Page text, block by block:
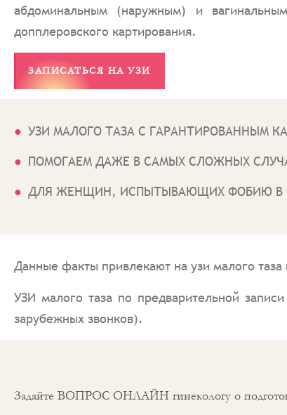
абдоминальным (наружным) и
допплеровского картирования.
ЗАПИСАТЬСЯ НА УЗИ
УЗИ МАЛОГО ТАЗА С ГАРАНТИРОВАННЫМ
ПОМОГАЕМ ДАЖЕ В САМЫХ СЛОЖНЫХ
ДЛЯ ЖЕНЩИН, ИСПЫТЫВАЮЩИХ ФОБИЮ В
Данные факты привлекают на узи малого
УЗИ малого таза по предварительной
зарубежных звонков).
Задайте ВОПРОС ОНЛАЙН гинекологу о